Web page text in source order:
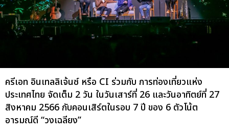
ครีเอท อินเทลลิเจ้นซ์ หรือ CI ร่วมกับ การท่องเที่ยวแห่ง
ประเทศไทย จัดเต็ม 2 วัน ในวันเสาร์ที่ 26 และวันอาทิตย์ที่ 27
สิงหาคม 2566 กับคอนเสิร์ตในรอบ 7 ปี ของ 6 ตัวโน้ต
อารมณ์ดี “วงเฉลียง”